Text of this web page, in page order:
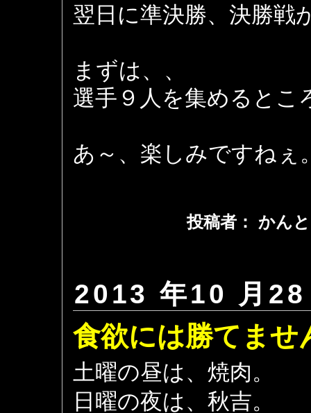
翌日に準決勝、決勝戦
まずは、、
選手９人を集めるとこ
あ～、楽しみですねぇ
投稿者： かん
2013 年10 月
食欲には勝てませ
土曜の昼は、焼肉。
日曜の夜は、秋吉。